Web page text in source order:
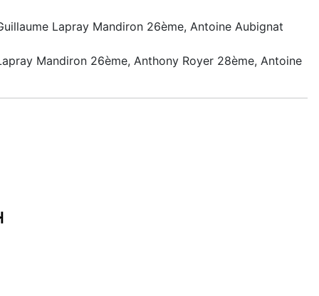
Lapray Mandiron 26ème, Antoine Aubignat
Mandiron 26ème, Anthony Royer 28ème, Antoine